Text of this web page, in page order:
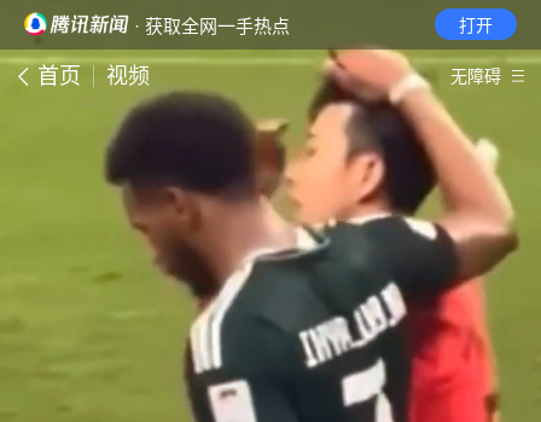
· 获取全网一手热点 打开
首页 视频 无障碍